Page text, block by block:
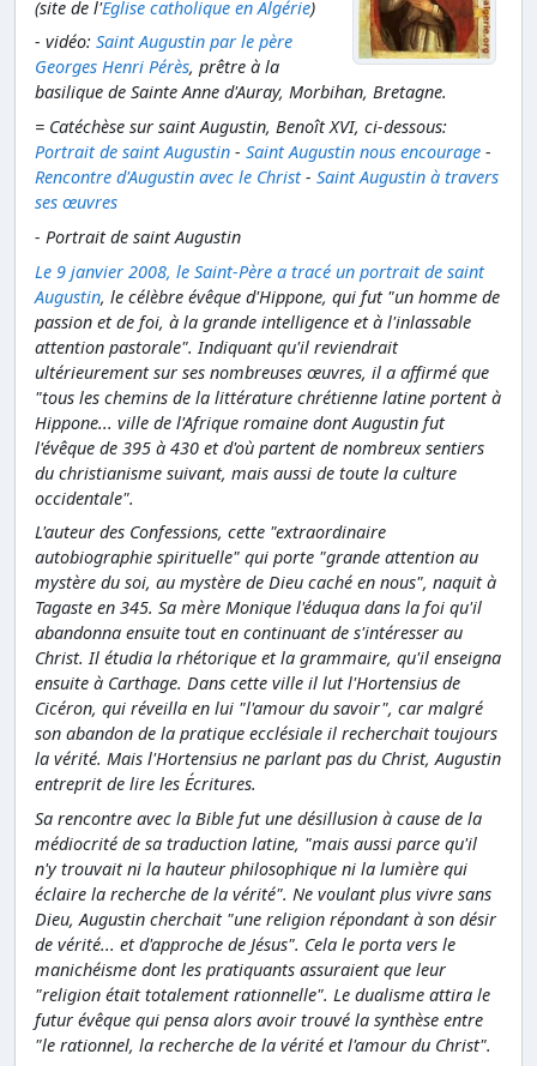
(site de l'Église catholique en Algérie)
- vidéo: Saint Augustin par le père
Georges Henri Pérès, prêtre à la
basilique de Sainte Anne d'Auray, Morbihan, Bretagne.
= Catéchèse sur saint Augustin, Benoît XVI, ci-dessous:
Portrait de saint Augustin - Saint Augustin nous encourage -
Rencontre d'Augustin avec le Christ- Saint Augustin à travers
ses œuvres
- Portrait de saint Augustin
Le 9 janvier 2008, le Saint-Père a tracé un portrait de saint
Augustin, le célèbre évêque d'Hippone, qui fut "un homme de
passion et de foi, à la grande intelligence et à l'inlassable
attention pastorale". Indiquant qu'il reviendrait
ultérieurement sur ses nombreuses œuvres, il a affirmé que
"tous les chemins de la littérature chrétienne latine portent à
Hippone... ville de l'Afrique romaine dont Augustin fut
l'évêque de 395 à 430 et d'où partent de nombreux sentiers
du christianisme suivant, mais aussi de toute la culture
occidentale".
L'auteur des Confessions, cette "extraordinaire
autobiographie spirituelle" qui porte "grande attention au
mystère du soi, au mystère de Dieu caché en nous", naquit à
Tagaste en 345. Sa mère Monique l'éduqua dans la foi qu'il
abandonna ensuite tout en continuant de s'intéresser au
Christ. Il étudia la rhétorique et la grammaire, qu'il enseigna
ensuite à Carthage. Dans cette ville il lut l'Hortensius de
Cicéron, qui réveilla en lui "l'amour du savoir", car malgré
son abandon de la pratique ecclésiale il recherchait toujours
la vérité. Mais l'Hortensius ne parlant pas du Christ, Augustin
entreprit de lire les Écritures.
Sa rencontre avec la Bible fut une désillusion à cause de la
médiocrité de sa traduction latine, "mais aussi parce qu'il
n'y trouvait ni la hauteur philosophique ni la lumière qui
éclaire la recherche de la vérité". Ne voulant plus vivre sans
Dieu, Augustin cherchait "une religion répondant à son désir
de vérité... et d'approche de Jésus". Cela le porta vers le
manichéisme dont les pratiquants assuraient que leur
"religion était totalement rationnelle". Le dualisme attira le
futur évêque qui pensa alors avoir trouvé la synthèse entre
"le rationnel, la recherche de la vérité et l'amour du Christ".